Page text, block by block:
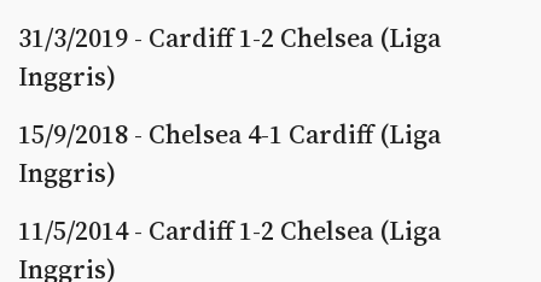
31/3/2019 - Cardiff 1-2 Chelsea (Liga
Inggris)
15/9/2018 - Chelsea 4-1 Cardiff (Liga
Inggris)
11/5/2014 - Cardiff 1-2 Chelsea (Liga
Inggris)